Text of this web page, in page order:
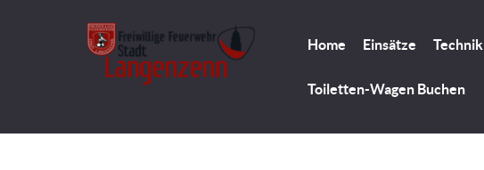
Home Einsätze Technik
Toiletten-Wagen Buchen